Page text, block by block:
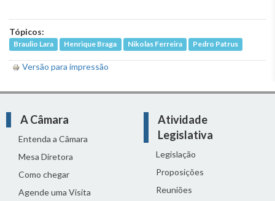
Tópicos:
Braulio Lara Henrique Braga Nikolas Ferreira Pedro Patrus
Versão para impressão
A Câmara
Entenda a Câmara
Mesa Diretora
Como chegar
Agende uma Visita
Atividade
Legislativa
Legislação
Proposições
Reuniões